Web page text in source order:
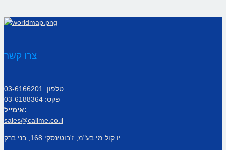
צרו קשר
טלפון: 03-6166201
פקס: 03-6188364
אימייל:
sales@callme.co.il